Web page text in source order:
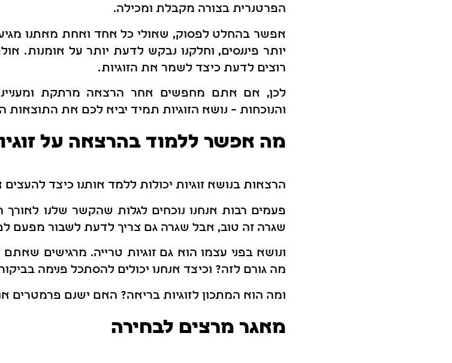
הפרטנרית בצורה מקבלת ומכילה.
אפשר בהחלט לפסוק, שאולי כל אחד ואחת מאתנו
יותר פיננסים, וחלקנו נבקש לדעת יותר על אומנות.
רוצים לדעת כיצד לשמר את הזוגיות.
לכן, אם אתם מחפשים אחר הרצאה מרתקת
והנוכחות – נושא הזוגיות תמיד יביא לכם את התוצאות
מה אפשר ללמוד בהרצאה על
הרצאות בנושא זוגיות יכולות ללמד אותנו כיצד
פעמים רבות אנחנו נוכחים לגלות שהקשר שלנו לאורך
שגרה זה טוב, אבל שגרה גם צריך לדעת לשבור מפעם
ונושא בפני עצמו הוא גם זוגיות טרייה. מרגישים
מה גורם לזה? וכיצד אנחנו יכולים להסתכל פנימה
ומה הוא המתכון לזוגיות בריאה? האם ישנם פרמטרים
מאגר מרצים לבחירה